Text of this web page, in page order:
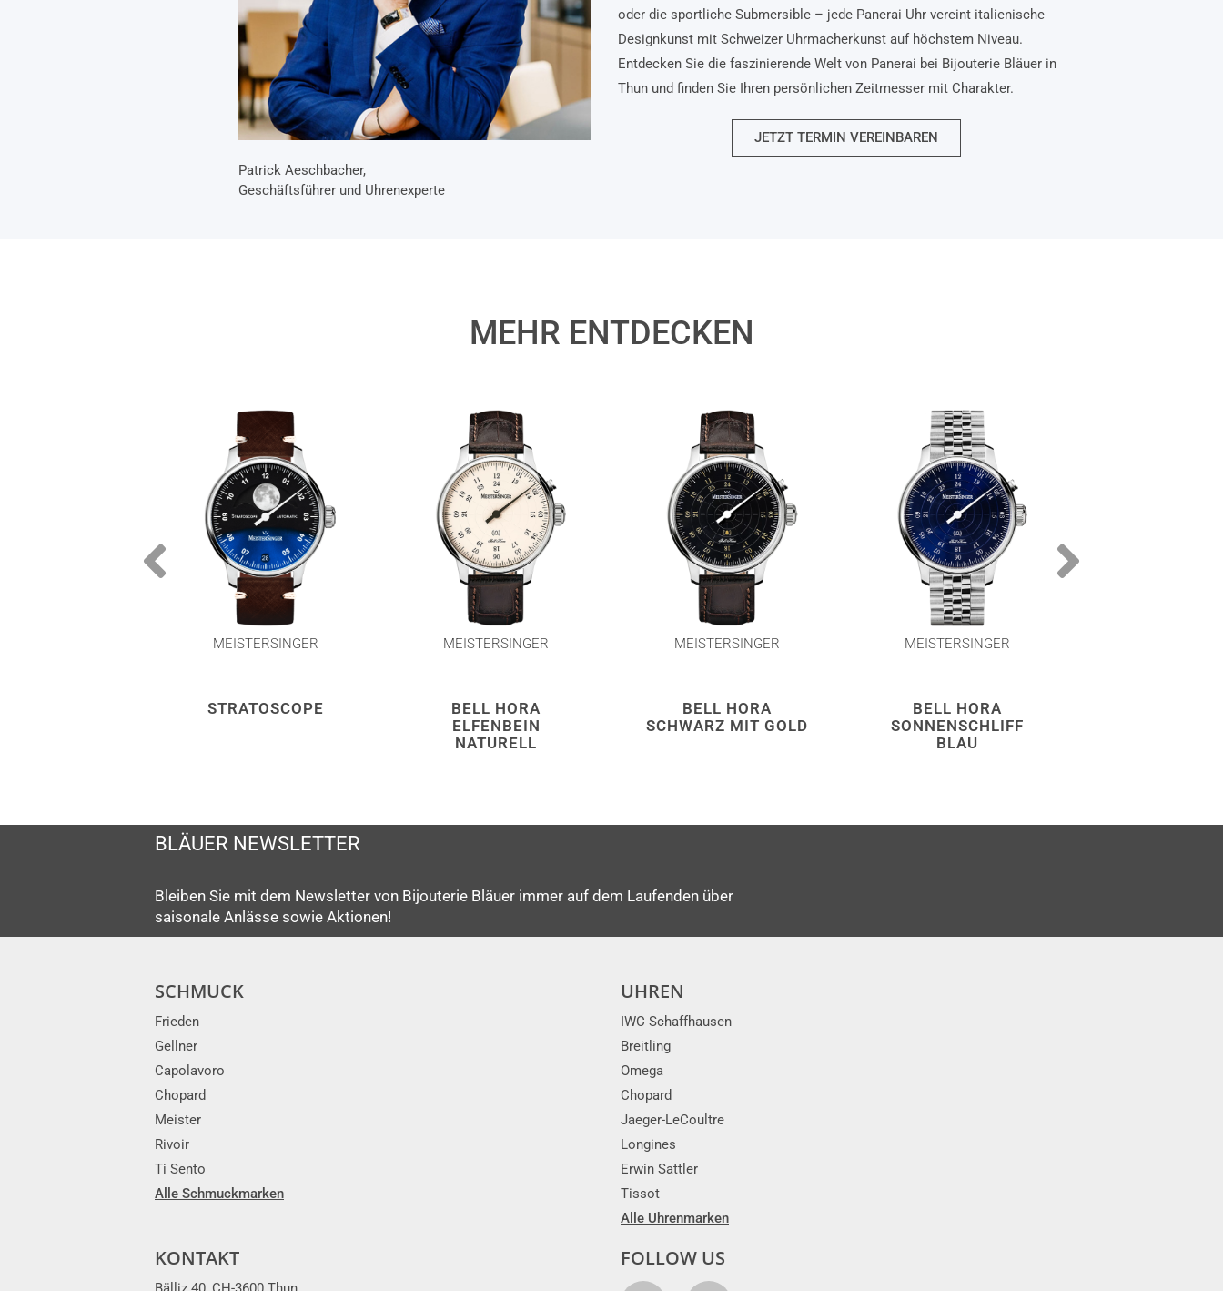
Patrick Aeschbacher,
Geschäftsführer und Uhrenexperte
oder die sportliche Submersible – jede Panerai Uhr vereint italienische
Designkunst mit Schweizer Uhrmacherkunst auf höchstem Niveau.
Entdecken Sie die faszinierende Welt von Panerai bei Bijouterie Bläuer in
Thun und finden Sie Ihren persönlichen Zeitmesser mit Charakter.
JETZT TERMIN VEREINBAREN
MEHR ENTDECKEN
MEISTERSINGER
STRATOSCOPE
MEISTERSINGER
BELL HORA
ELFENBEIN
NATURELL
MEISTERSINGER
BELL HORA
SCHWARZ MIT GOLD
MEISTERSINGER
BELL HORA
SONNENSCHLIFF
BLAU
BLÄUER NEWSLETTER
Bleiben Sie mit dem Newsletter von Bijouterie Bläuer immer auf dem Laufenden über
saisonale Anlässe sowie Aktionen!
SCHMUCK
Frieden
Gellner
Capolavoro
Chopard
Meister
Rivoir
Ti Sento
Alle Schmuckmarken
UHREN
IWC Schaffhausen
Breitling
Omega
Chopard
Jaeger-LeCoultre
Longines
Erwin Sattler
Tissot
Alle Uhrenmarken
KONTAKT FOLLOW US